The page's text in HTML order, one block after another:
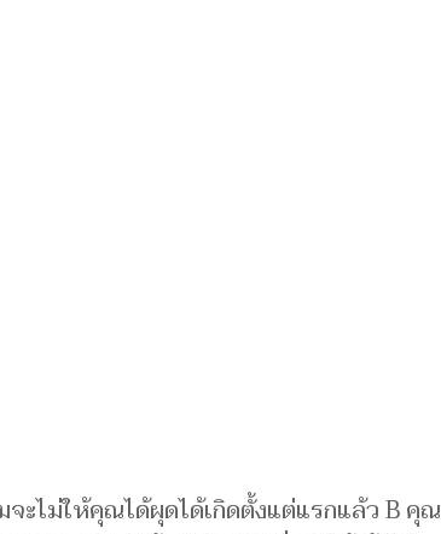
ะไม่ให้คุณได้ผุดได้เกิดตั้งแต่แรกแล้ว B คุณ